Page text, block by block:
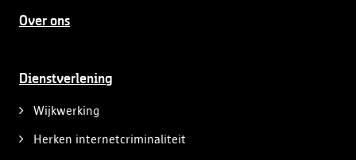
Over ons
Dienstverlening
Wijkwerking
Herken internetcriminaliteit